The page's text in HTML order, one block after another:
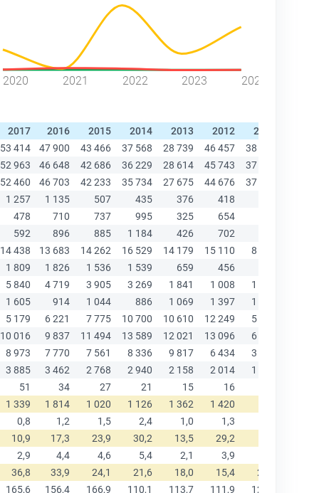
2020 2021 2022 2023 2024
2017 2016 2015 2014 2013 2012 2011